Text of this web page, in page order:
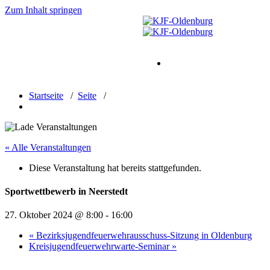
Zum Inhalt springen
Startseite / Seite /
« Alle Veranstaltungen
Diese Veranstaltung hat bereits stattgefunden.
Sportwettbewerb in Neerstedt
27. Oktober 2024 @ 8:00 - 16:00
« Bezirksjugendfeuerwehrausschuss-Sitzung in Oldenburg
Kreisjugendfeuerwehrwarte-Seminar »